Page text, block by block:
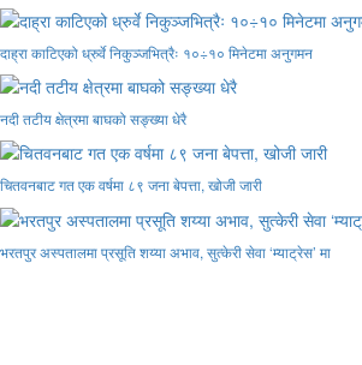
दाह्रा काटिएको ध्रुर्वे निकुञ्जभित्रैः १०÷१० मिनेटमा अनुगमन
नदी तटीय क्षेत्रमा बाघको सङ्ख्या धेरै
चितवनबाट गत एक वर्षमा ८९ जना बेपत्ता, खोजी जारी
भरतपुर अस्पतालमा प्रसूति शय्या अभाव, सुत्केरी सेवा ‘म्याट्रेस’ मा